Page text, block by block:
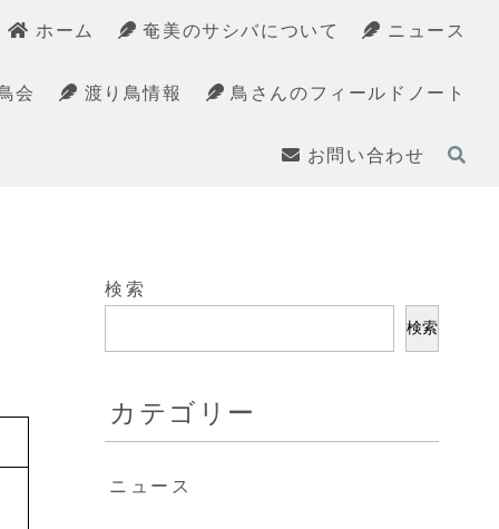
ホーム 奄美のサシバについて ニュース
会 渡り鳥情報 鳥さんのフィールドノート
お問い合わせ
検索
検索
カテゴリー
ニュース